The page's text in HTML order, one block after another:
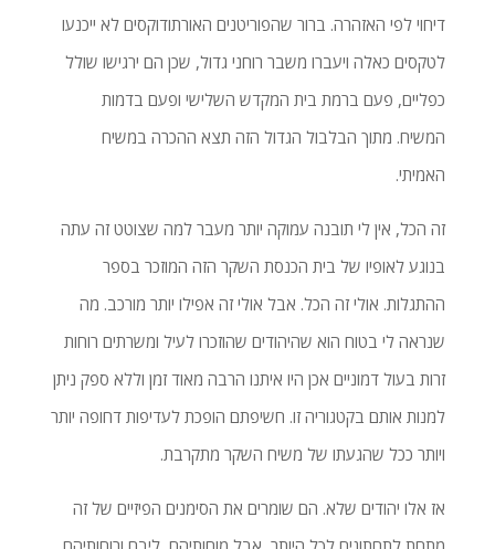
דיחוי לפי האזהרה. ברור שהפוריטנים האורתודוקסים לא ייכנעו
לטקסים כאלה ויעברו משבר רוחני גדול, שכן הם ירגישו שולל
כפליים, פעם ברמת בית המקדש השלישי ופעם בדמות
המשיח. מתוך הבלבול הגדול הזה תצא ההכרה במשיח
האמיתי.
זה הכל, אין לי תובנה עמוקה יותר מעבר למה שצוטט זה עתה
בנוגע לאופיו של בית הכנסת השקר הזה המוזכר בספר
ההתגלות. אולי זה הכל. אבל אולי זה אפילו יותר מורכב. מה
שנראה לי בטוח הוא שהיהודים שהוזכרו לעיל ומשרתים רוחות
זרות בעול דמוניים אכן היו איתנו הרבה מאוד זמן וללא ספק ניתן
למנות אותם בקטגוריה זו. חשיפתם הופכת לעדיפות דחופה יותר
ויותר ככל שהגעתו של משיח השקר מתקרבת.
אז אלו יהודים שלא. הם שומרים את הסימנים הפיזיים של זה